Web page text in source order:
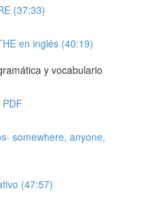
(37:33)
en inglés (40:19)
y vocabulario
somewhere, anyone,
(47:57)